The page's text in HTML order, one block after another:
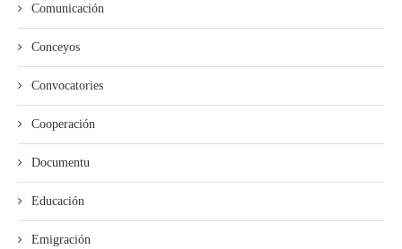
Comunicación
Conceyos
Convocatories
Cooperación
Documentu
Educación
Emigración